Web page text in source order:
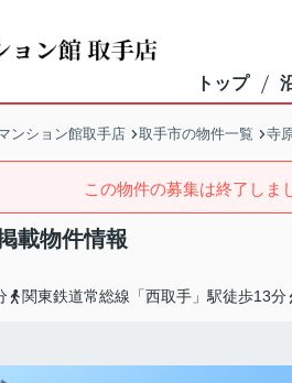
トップ
ンション館取手店 取手市の物件一覧 寺
この物件の募集は終了しま
載物件情報
関東鉄道常総線「西取手」駅徒歩13分